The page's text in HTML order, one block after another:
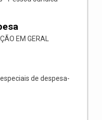
EM GERAL
de despesa-